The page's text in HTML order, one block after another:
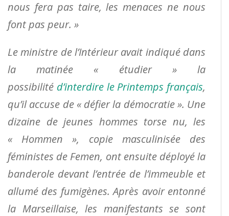
nous fera pas taire, les menaces ne nous
font pas peur. »
Le ministre de l’Intérieur avait indiqué dans
la matinée « étudier » la
possibilité d’interdire le Printemps français,
qu’il accuse de « défier la démocratie ». Une
dizaine de jeunes hommes torse nu, les
« Hommen », copie masculinisée des
féministes de Femen, ont ensuite déployé la
banderole devant l’entrée de l’immeuble et
allumé des fumigènes. Après avoir entonné
la Marseillaise, les manifestants se sont